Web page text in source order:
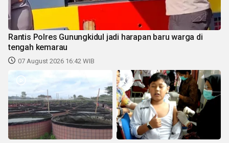
Rantis Polres Gunungkidul jadi harapan baru warga di
tengah kemarau
07 August 2026 16:42 WIB